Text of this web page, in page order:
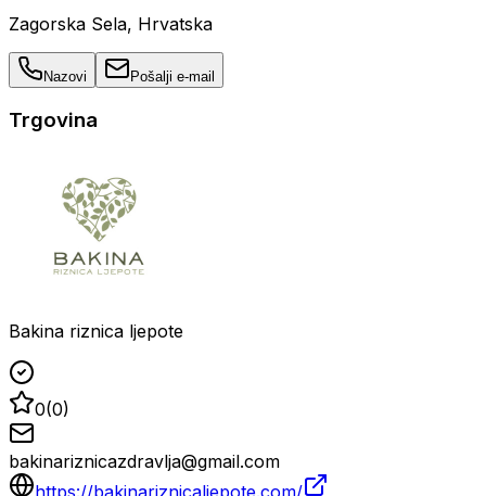
Zagorska Sela, Hrvatska
Nazovi Pošalji e-mail
Trgovina
Bakina riznica ljepote
0(0)
bakinariznicazdravlja@gmail.com
https://bakinariznicaljepote.com/